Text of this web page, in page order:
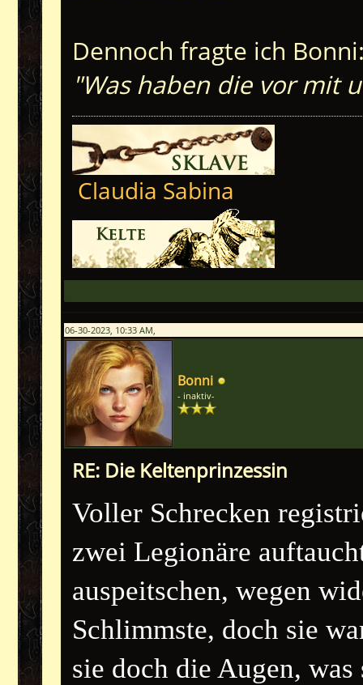
Dennoch fragte ich
"Was haben die vor mit
Claudia Sabina
06-30-2023, 10:33 AM,
Bonni
- inaktiv-
RE: Die Keltenprinzessin
Voller Schrecken
zwei Legionäre
auspeitschen, wegen
Schlimmste, doch sie
sie doch die Augen, was